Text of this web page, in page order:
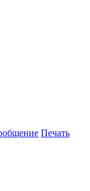
Печать